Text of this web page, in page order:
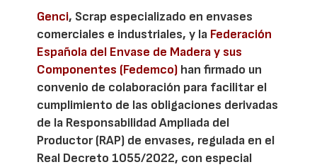
Genci, Scrap especializado en envases
comerciales e industriales, y la Federación
Española del Envase de Madera y sus
Componentes (Fedemco) han firmado un
convenio de colaboración para facilitar el
cumplimiento de las obligaciones derivadas
de la Responsabilidad Ampliada del
Productor (RAP) de envases, regulada en el
Real Decreto 1055/2022, con especial